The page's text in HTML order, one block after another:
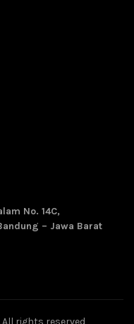
No. 14C,
– Jawa Barat